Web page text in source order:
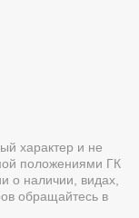
характер и не
положениями ГК
о наличии, видах,
обращайтесь в